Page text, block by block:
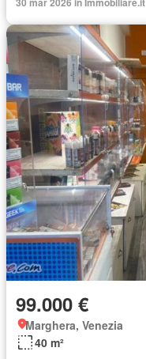
99.000 €
Marghera, Venezia
40 m²